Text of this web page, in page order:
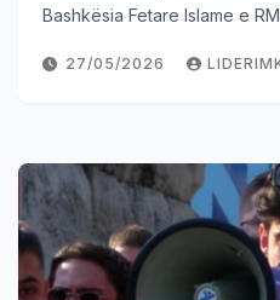
Bashkësia Fetare Islame e
27/05/2026